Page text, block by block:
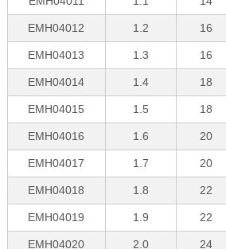
EMH04012 1.2 16
EMH04013 1.3 16
EMH04014 1.4 18
EMH04015 1.5 18
EMH04016 1.6 20
EMH04017 1.7 20
EMH04018 1.8 22
EMH04019 1.9 22
EMH04020 2.0 24